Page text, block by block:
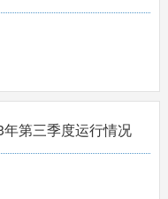
第三季度运行情况